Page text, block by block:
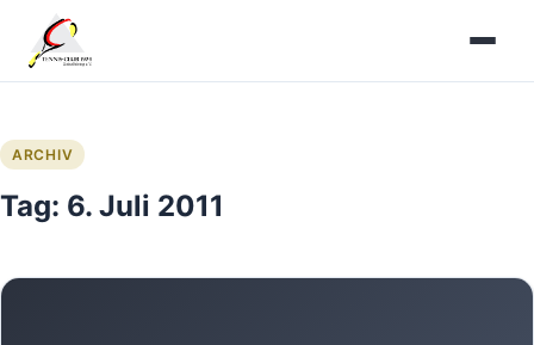
Inhalt
springen
ARCHIV
Tag: 6. Juli 2011